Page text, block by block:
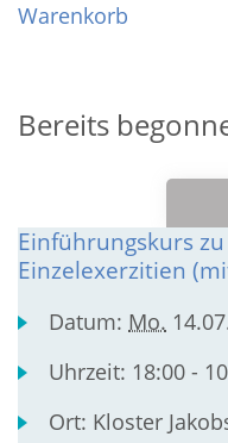
Warenkorb
Bereits
Einführungskurs
Einzelexerzitien
Datum: Mo.
Uhrzeit: 18:00 -
Ort: Kloster